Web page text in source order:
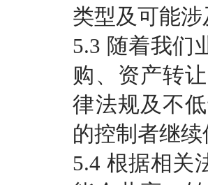
类型及可能
5.3 随着我们
购、资产转
律法规及不
的控制者继
5.4 根据相关